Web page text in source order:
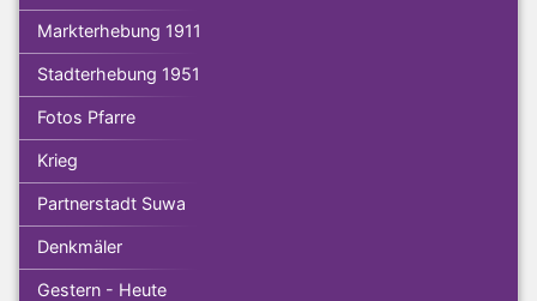
Markterhebung 1911
Stadterhebung 1951
Fotos Pfarre
Krieg
Partnerstadt Suwa
Denkmäler
Gestern - Heute